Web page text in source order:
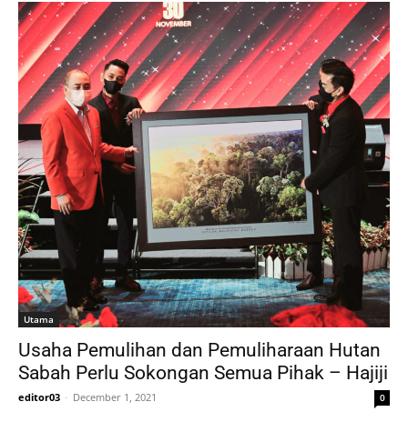
Utama
Usaha Pemulihan dan Pemuliharaan Hutan
Sabah Perlu Sokongan Semua Pihak – Hajiji
editor03 - December 1, 2021 0